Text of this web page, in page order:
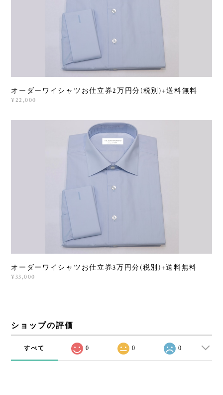
オーダーワイシャツお仕立券2万円分(税別)+送料無料
¥22,000
オーダーワイシャツお仕立券3万円分(税別)+送料無料
¥33,000
ショップの評価
すべて 0 0 0